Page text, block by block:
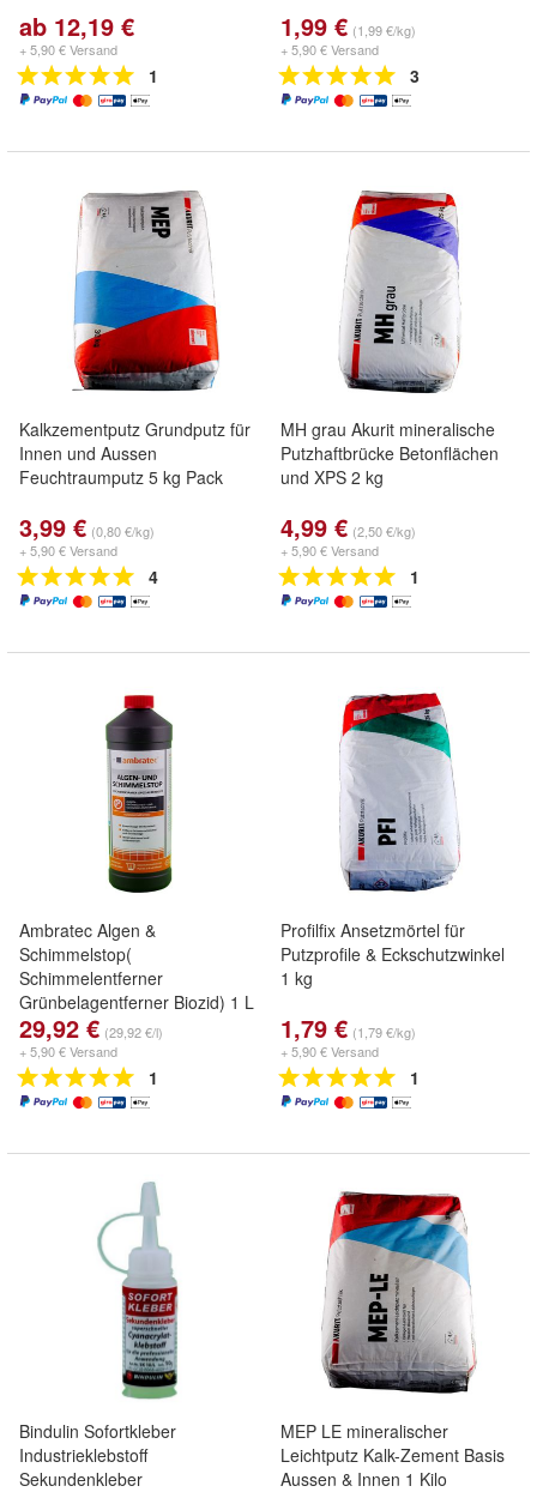
ab 12,19 €
+ 5,90 € Versand
1
1,99 € (1,99 €/kg)
+ 5,90 € Versand
3
Kalkzementputz Grundputz für
Innen und Aussen
Feuchtraumputz 5 kg Pack
3,99 € (0,80 €/kg)
+ 5,90 € Versand
4
MH grau Akurit mineralische
Putzhaftbrücke Betonflächen
und XPS 2 kg
4,99 € (2,50 €/kg)
+ 5,90 € Versand
1
Ambratec Algen &
Schimmelstop(
Schimmelentferner
Grünbelagentferner Biozid) 1 L
29,92 € (29,92 €/l)
+ 5,90 € Versand
1
Profilfix Ansetzmörtel für
Putzprofile & Eckschutzwinkel
1 kg
1,79 € (1,79 €/kg)
+ 5,90 € Versand
1
Bindulin Sofortkleber
Industrieklebstoff
Sekundenkleber
MEP LE mineralischer
Leichtputz Kalk-Zement Basis
Aussen & Innen 1 Kilo